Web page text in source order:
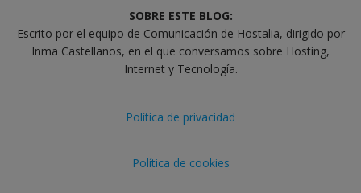
SOBRE ESTE BLOG:
Escrito por el equipo de Comunicación de Hostalia, dirigido por
Inma Castellanos, en el que conversamos sobre Hosting,
Internet y Tecnología.
Política de privacidad
Política de cookies